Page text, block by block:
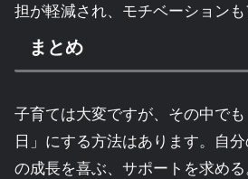
担が軽減され、モチベーションも
まとめ
子育ては大変ですが、その中で
日」にする方法はあります。自
の成長を喜ぶ、サポートを求め